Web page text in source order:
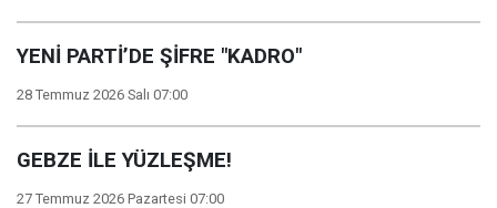
YENİ PARTİ’DE ŞİFRE "KADRO"
28 Temmuz 2026 Salı 07:00
GEBZE İLE YÜZLEŞME!
27 Temmuz 2026 Pazartesi 07:00